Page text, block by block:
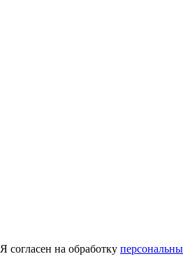
Я согласен на обработку